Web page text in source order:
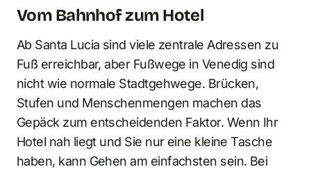
Vom Bahnhof zum Hotel
Ab Santa Lucia sind viele zentrale Adressen zu
Fuß erreichbar, aber Fußwege in Venedig sind
nicht wie normale Stadtgehwege. Brücken,
Stufen und Menschenmengen machen das
Gepäck zum entscheidenden Faktor. Wenn Ihr
Hotel nah liegt und Sie nur eine kleine Tasche
haben, kann Gehen am einfachsten sein. Bei